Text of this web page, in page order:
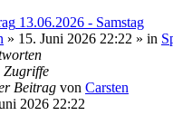
13.06.2026 - Samstag
» 15. Juni 2026 22:22 » in
Zugriffe
Beitrag von Carsten
2026 22:22